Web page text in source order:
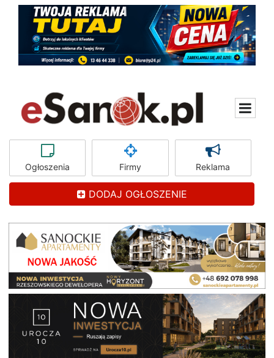
Ogłoszenia Firmy Reklama
DODAJ OGŁOSZENIE